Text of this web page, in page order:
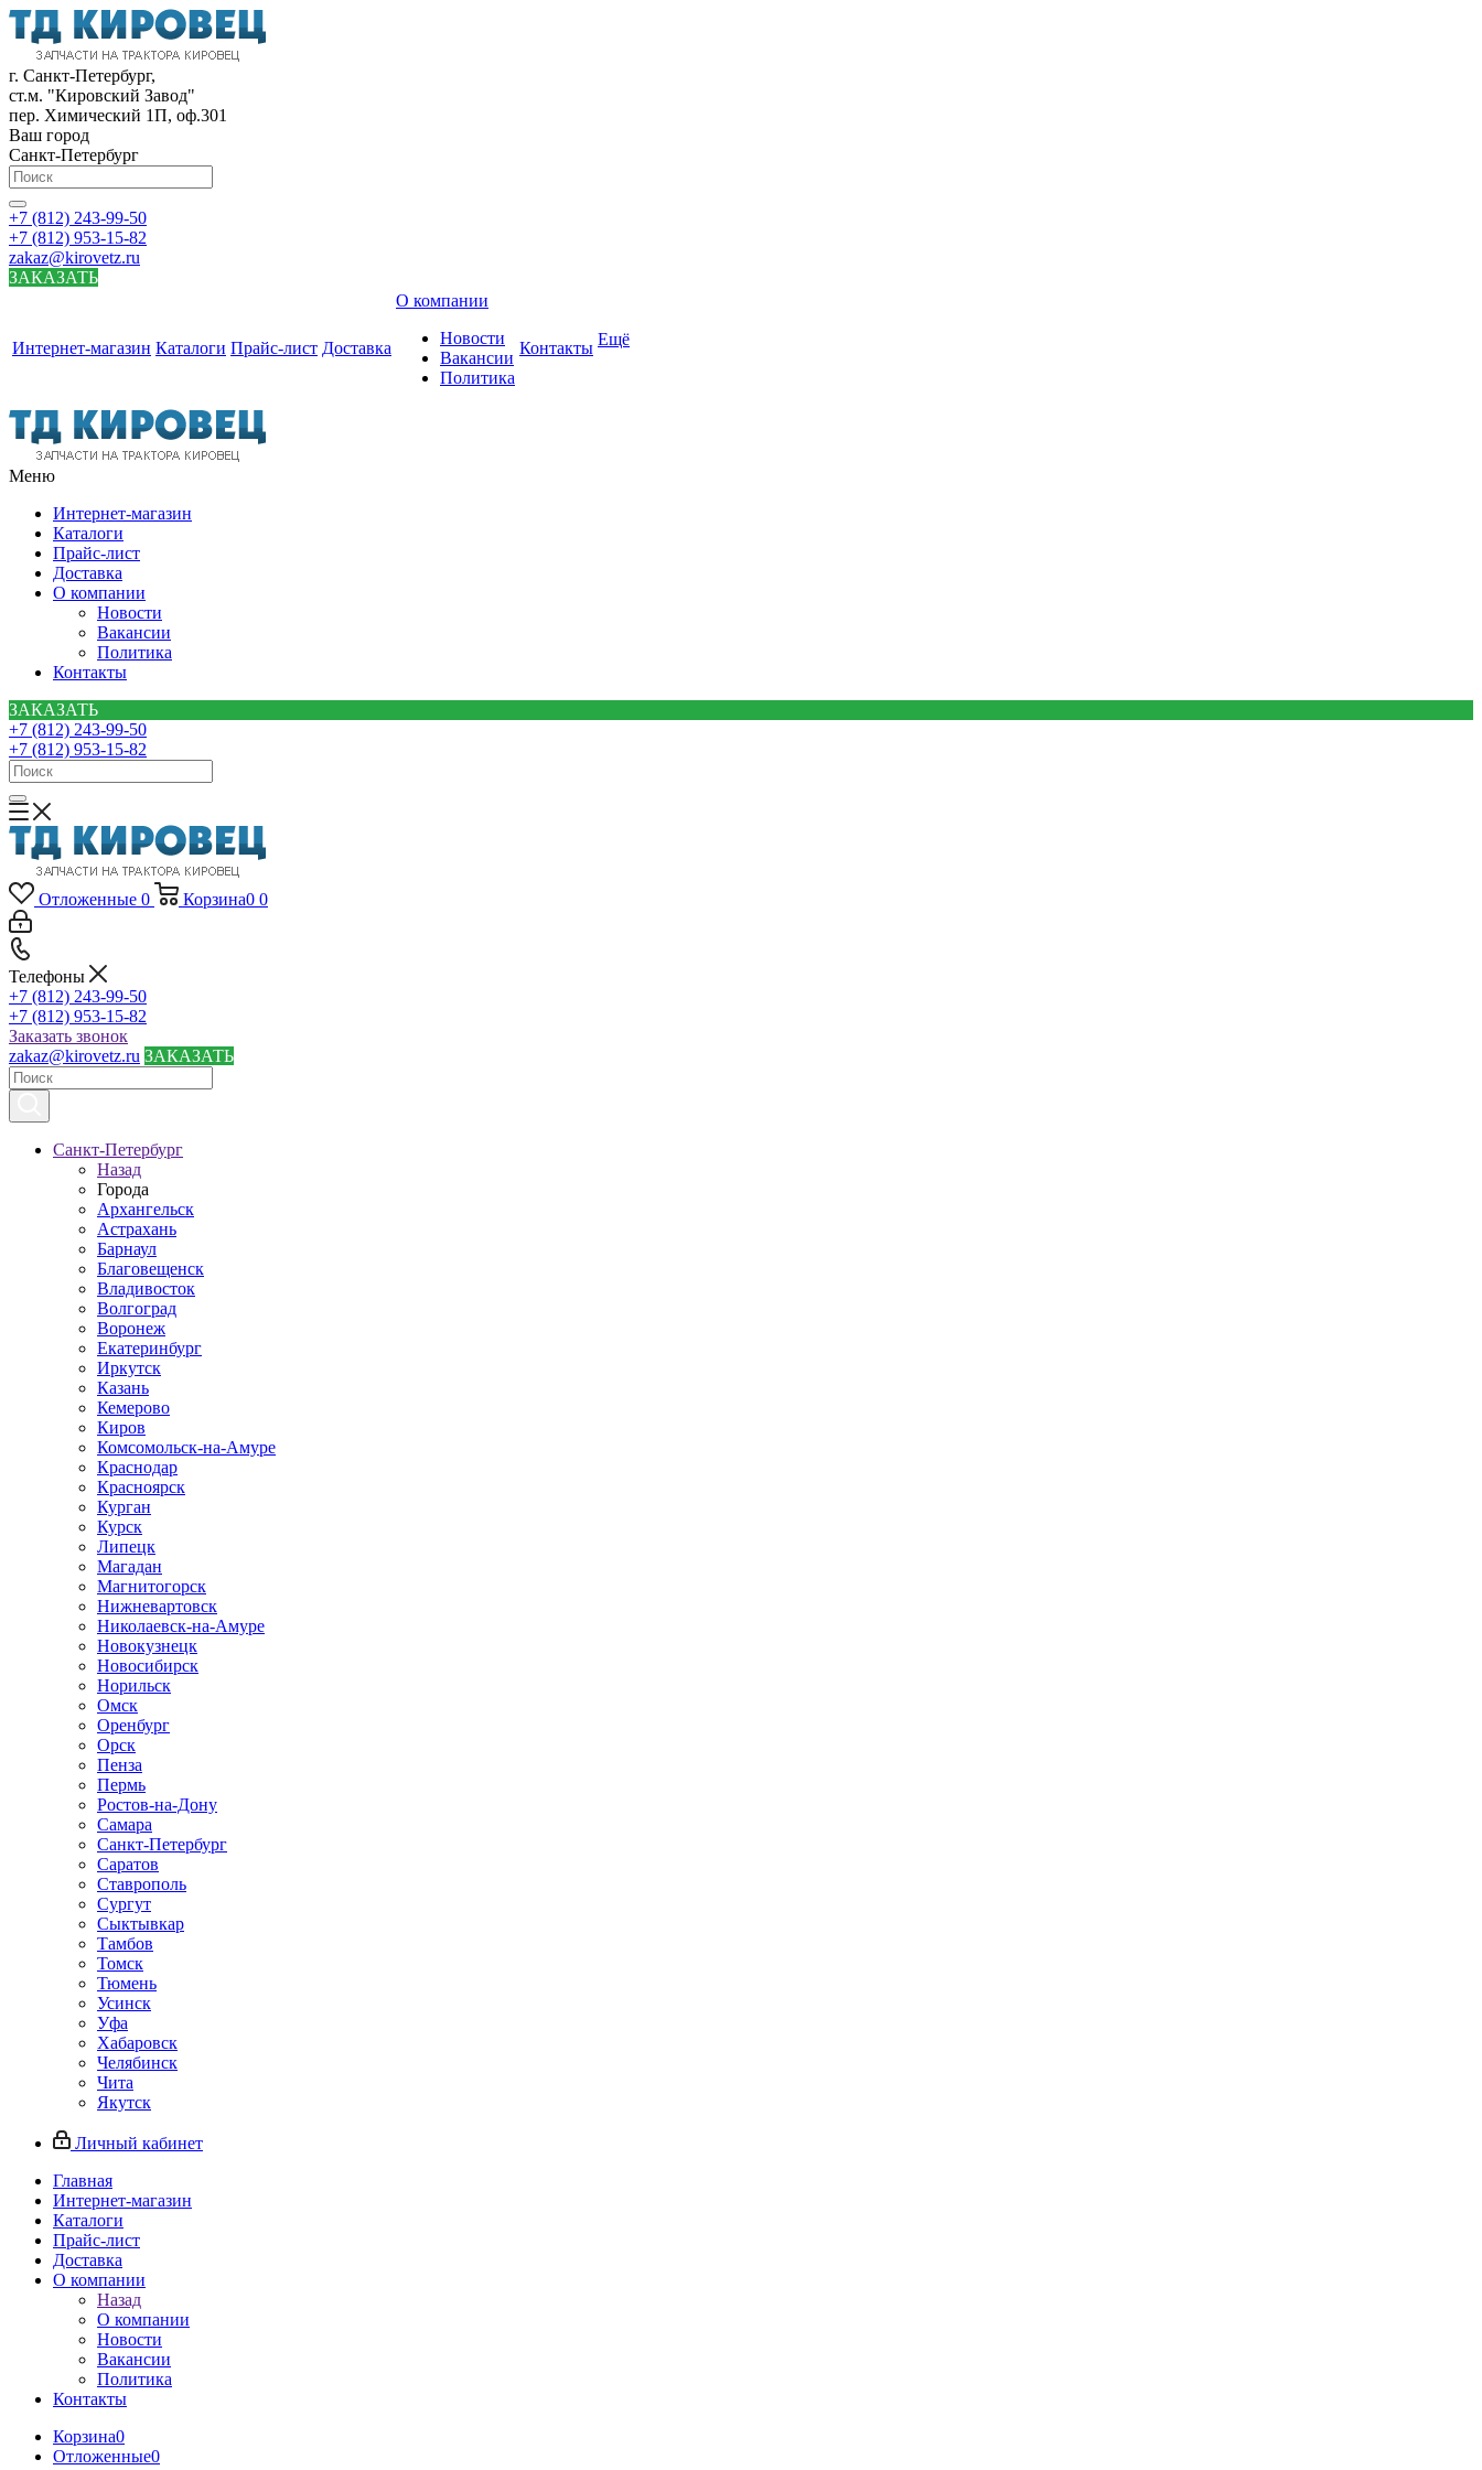
г. Санкт-Петербург,
ст.м. "Кировский Завод"
пер. Химический 1П, оф.301
Ваш город
Санкт-Петербург
+7 (812) 243-99-50
+7 (812) 953-15-82
zakaz@kirovetz.ru
ЗАКАЗАТЬ
Интернет-магазин Каталоги Прайс-лист Доставка
О компании
Новости
Вакансии
Политика
Контакты Ещё
Меню
Интернет-магазин
Каталоги
Прайс-лист
Доставка
О компании
Новости
Вакансии
Политика
Контакты
ЗАКАЗАТЬ
+7 (812) 243-99-50
+7 (812) 953-15-82
Отложенные 0 Корзина0 0
Телефоны
+7 (812) 243-99-50
+7 (812) 953-15-82
Заказать звонок
zakaz@kirovetz.ru ЗАКАЗАТЬ
Санкт-Петербург
Назад
Города
Архангельск
Астрахань
Барнаул
Благовещенск
Владивосток
Волгоград
Воронеж
Екатеринбург
Иркутск
Казань
Кемерово
Киров
Комсомольск-на-Амуре
Краснодар
Красноярск
Курган
Курск
Липецк
Магадан
Магнитогорск
Нижневартовск
Николаевск-на-Амуре
Новокузнецк
Новосибирск
Норильск
Омск
Оренбург
Орск
Пенза
Пермь
Ростов-на-Дону
Самара
Санкт-Петербург
Саратов
Ставрополь
Сургут
Сыктывкар
Тамбов
Томск
Тюмень
Усинск
Уфа
Хабаровск
Челябинск
Чита
Якутск
Личный кабинет
Главная
Интернет-магазин
Каталоги
Прайс-лист
Доставка
О компании
Назад
О компании
Новости
Вакансии
Политика
Контакты
Корзина0
Отложенные0